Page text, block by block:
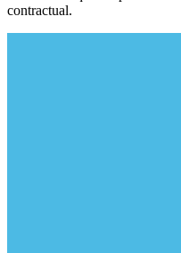
contractual.